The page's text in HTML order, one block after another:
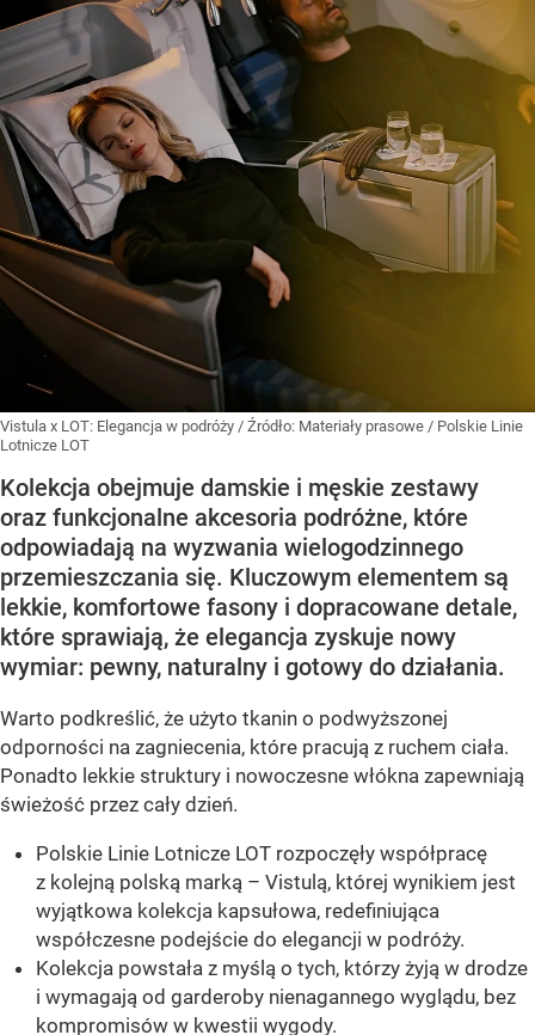
Vistula x LOT: Elegancja w podróży / Źródło: Materiały prasowe / Polskie Linie
Lotnicze LOT
Kolekcja obejmuje damskie i męskie zestawy
oraz funkcjonalne akcesoria podróżne, które
odpowiadają na wyzwania wielogodzinnego
przemieszczania się. Kluczowym elementem są
lekkie, komfortowe fasony i dopracowane detale,
które sprawiają, że elegancja zyskuje nowy
wymiar: pewny, naturalny i gotowy do działania.
Warto podkreślić, że użyto tkanin o podwyższonej
odporności na zagniecenia, które pracują z ruchem ciała.
Ponadto lekkie struktury i nowoczesne włókna zapewniają
świeżość przez cały dzień.
Polskie Linie Lotnicze LOT rozpoczęły współpracę
z kolejną polską marką – Vistulą, której wynikiem jest
wyjątkowa kolekcja kapsułowa, redefiniująca
współczesne podejście do elegancji w podróży.
Kolekcja powstała z myślą o tych, którzy żyją w drodze
i wymagają od garderoby nienagannego wyglądu, bez
kompromisów w kwestii wygody.